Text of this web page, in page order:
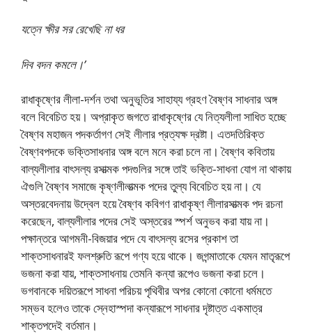
যত্নে ক্ষীর সর রেখেছি না ধর
দিব বদন কমলে।’
রাধাকৃষ্ণের লীলা-দর্শন তথা অনুভূতির সাহায্য গ্রহণ বৈষ্ণব সাধনার অঙ্গ
বলে বিবেচিত হয়। অপ্রাকৃত জগতে রাধাকৃষ্ণের যে নিত্যলীলা সাধিত হচ্ছে
বৈষ্ণব মহাজন পদকর্তাগণ সেই লীলার প্রত্যক্ষ দ্রষ্টা। এতদতিরিক্ত
বৈষ্ণবপদকে ভক্তিসাধনার অঙ্গ বলে মনে করা চলে না। বৈষ্ণব কবিতায়
বাল্যলীলার বাৎসল্য রসাত্মক পদগুলির সঙ্গে তাই ভক্তি-সাধনা যোগ না থাকায়
ঐগুলি বৈষ্ণব সমাজে কৃষ্ণলীলাত্মক পদের তুল্য বিবেচিত হয় না। যে
অস্তরবেদনায় উদ্বেল হয়ে বৈষ্ণব কবিগণ রাধাকৃষ্ণ লীলারসাত্মক পদ রচনা
করেছেন, বাল্যলীলার পদের সেই অস্তরের স্পর্শ অনুভব করা যায় না।
পক্ষান্তরে আগমনী-বিজয়ার পদে যে বাৎসল্য রসের প্রকাশ তা
শাক্তসাধনারই ফলশ্রুতি রূপে গণ্য হয়ে থাকে। জগন্মাতাকে যেমন মাতৃরূপে
ভজনা করা যায়, শাক্তসাধনায় তেমনি কন্যা রূপেও ভজনা করা চলে।
ভগবানকে দয়িতরূপে সাধনা পরিচয় পৃথিবীর অপর কোনো কোনো ধর্মমতে
সম্ভব হলেও তাকে স্নেহাস্পদা কন্যারূপে সাধনার দৃষ্টাত্ত একমাত্র
শাক্তপদেই বর্তমান।